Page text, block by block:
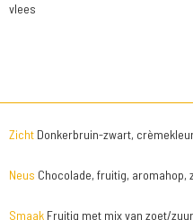
vlees
ZichtDonkerbruin-zwart,
Neus Chocolade, fruitig, aromahop,
SmaakFruitig met mix van zoet/